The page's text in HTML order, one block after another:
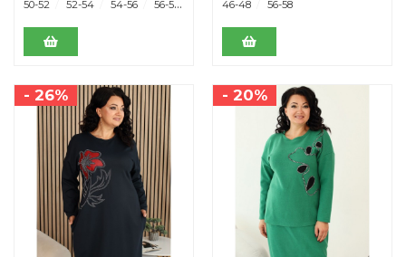
50-52
52-54 54-56 56-58
46-48
56-58
- 26% - 20%